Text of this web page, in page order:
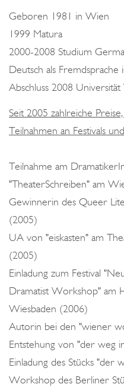
Geboren 1981 in Wien
1999 Matura
2000-2008 Studium
Deutsch als
Abschluss 2008
Seit 2005 zahlreiche
Teilnahmen an Festivals
Teilnahme am
"TheaterSchreiben" am
Gewinnerin des Queer
(2005)
UA von "eiskasten" am
(2005)
Einladung zum Festival
Dramatist Workshop" am
Wiesbaden (2006)
Autorin bei den "wiener
Entstehung von "der weg
Einladung des Stücks "der
Workshop des Berliner